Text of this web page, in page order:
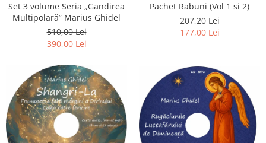
Set 3 volume Seria „Gandirea
Multipolară” Marius Ghidel
510,00 Lei
390,00 Lei
Pachet Rabuni (Vol 1 si 2)
207,20 Lei
177,00 Lei